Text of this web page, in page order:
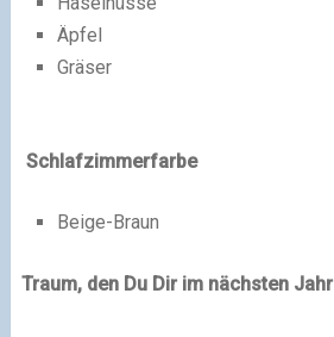
Äpfel
Gräser
Schlafzimmerfarbe
Beige-Braun
Traum, den Du Dir im nächsten